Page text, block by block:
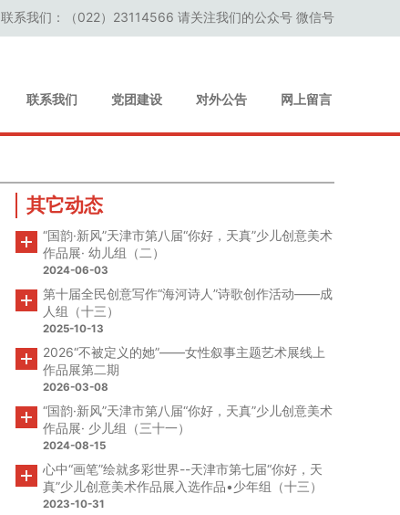
联系我们：（022）23114566 请关注我们的公众号 微信号
联系我们 党团建设 对外公告 网上留言
其它动态
“国韵·新风”天津市第八届“你好，天真”少儿创意美术
作品展· 幼儿组（二）
2024-06-03
第十届全民创意写作“海河诗人”诗歌创作活动——成
人组（十三）
2025-10-13
2026“不被定义的她”——女性叙事主题艺术展线上
作品展第二期
2026-03-08
“国韵·新风”天津市第八届“你好，天真”少儿创意美术
作品展· 少儿组（三十一）
2024-08-15
心中“画笔”绘就多彩世界--天津市第七届“你好，天
真”少儿创意美术作品展入选作品•少年组（十三）
2023-10-31